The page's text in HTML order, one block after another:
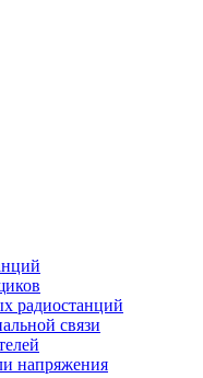
радиостанций
связи
напряжения